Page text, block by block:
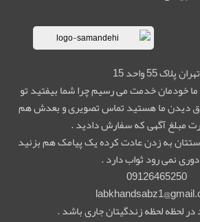
تهران پلاک 55 واحد 15
ما خودمان خدمت می رسیم چرا شما بیفتید تو
دیدن ما هستید تماس تصویری و بعدش هم
مبلغ آگهی که سفارش دادید .
به زدن عادت کرده یک پیامک هم بزنید
دوری نمی رود ثواب دارد .
09126465250
در لحظه لحظه زندگیتان جاری باشد .